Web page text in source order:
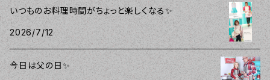
いつものお料理時間がちょっと楽しくなる✨
2026/7/12
今日は父の日✨